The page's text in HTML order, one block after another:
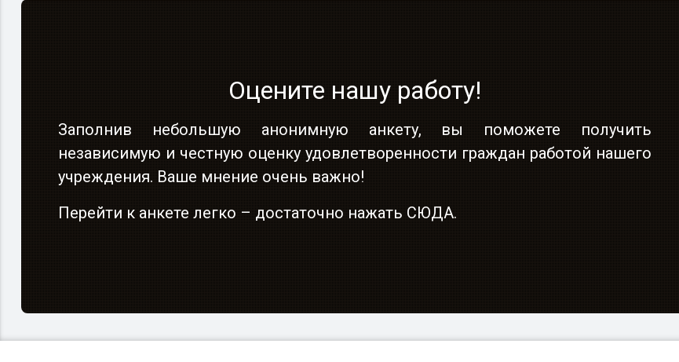
Оцените нашу работу!
Заполнив небольшую анонимную анкету, вы поможете получить
независимую и честную оценку удовлетворенности граждан работой нашего
учреждения. Ваше мнение очень важно!
Перейти к анкете легко – достаточно нажать СЮДА.